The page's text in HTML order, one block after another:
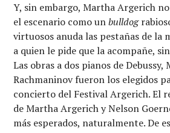
Y, sin embargo, Martha Argerich
el escenario como unbulldog
virtuosos anuda las pestañas de la
a quien le pide que la acompañe,
Las obras a dos pianos de Debussy,
Rachmaninov fueron los elegidos
concierto del Festival Argerich. El
de Martha Argerich y Nelson
más esperados, naturalmente. De